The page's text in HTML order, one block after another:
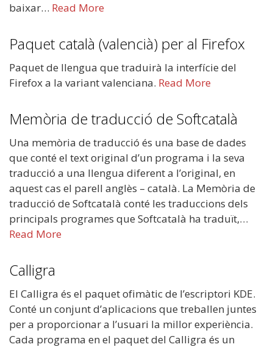
baixar… Read More
Paquet català (valencià) per al Firefox
Paquet de llengua que traduirà la interfície del
Firefox a la variant valenciana. Read More
Memòria de traducció de Softcatalà
Una memòria de traducció és una base de dades
que conté el text original d’un programa i la seva
traducció a una llengua diferent a l’original, en
aquest cas el parell anglès – català. La Memòria de
traducció de Softcatalà conté les traduccions dels
principals programes que Softcatalà ha traduït,…
Read More
Calligra
El Calligra és el paquet ofimàtic de l’escriptori KDE.
Conté un conjunt d’aplicacions que treballen juntes
per a proporcionar a l’usuari la millor experiència.
Cada programa en el paquet del Calligra és un